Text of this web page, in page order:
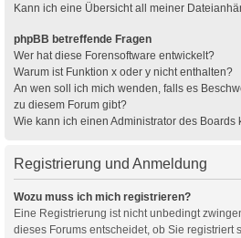
Kann ich eine Übersicht all meiner
phpBB betreffende Fragen
Wer hat diese Forensoftware entwickelt?
Warum ist Funktion x oder y nicht enthalten?
An wen soll ich mich wenden, falls es
zu diesem Forum gibt?
Wie kann ich einen Administrator des Boards
Registrierung und Anmeldung
Wozu muss ich mich registrieren?
Eine Registrierung ist nicht unbedingt
dieses Forums entscheidet, ob Sie registriert